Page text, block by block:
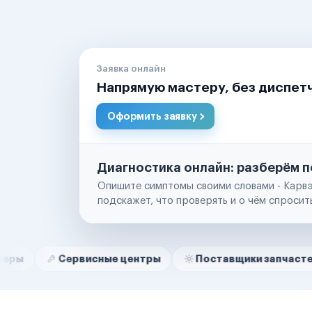
Заявка онлайн
Напрямую мастеру, без
Оформить заявку
Диагностика онлайн: разберём
Опишите симптомы своими словами -
подскажет, что проверять и о чём
Нам доверяют
центры Поставщики запчастей
Маркетплейсы